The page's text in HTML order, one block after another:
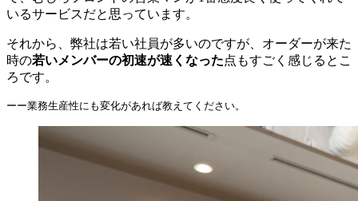
いるサービスだと思っています。
それから、弊社は若い社員が多いのですが、オーダーが来た
時の若いメンバーの初速が速くなった点もすごく感じるとこ
ろです。
ーー業務生産性にも変化があれば教えてください。